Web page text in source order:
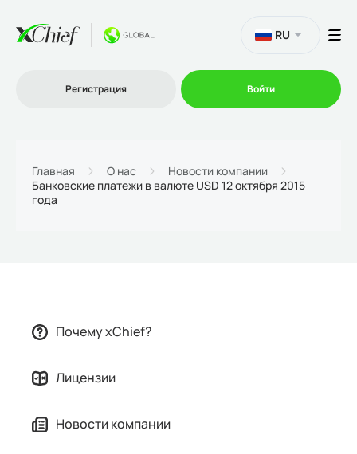
Платформы
RU
Регистрация Войти
Главная О нас
Новости компании
Банковские платежи в валюте USD 12 октября 2015
года
Почему xChief?
Лицензии
Новости компании